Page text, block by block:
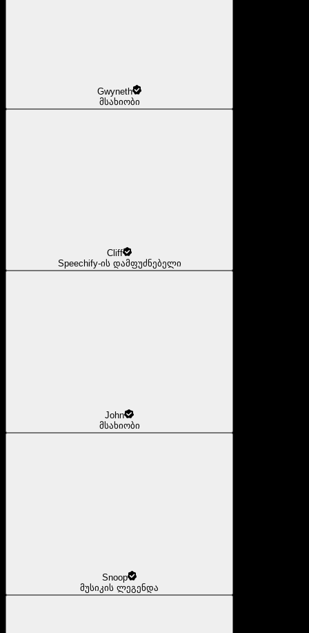
Gwyneth
მსახიობი
Cliff
Speechify-ის დამფუძნებელი
John
მსახიობი
Snoop
მუსიკის ლეგენდა